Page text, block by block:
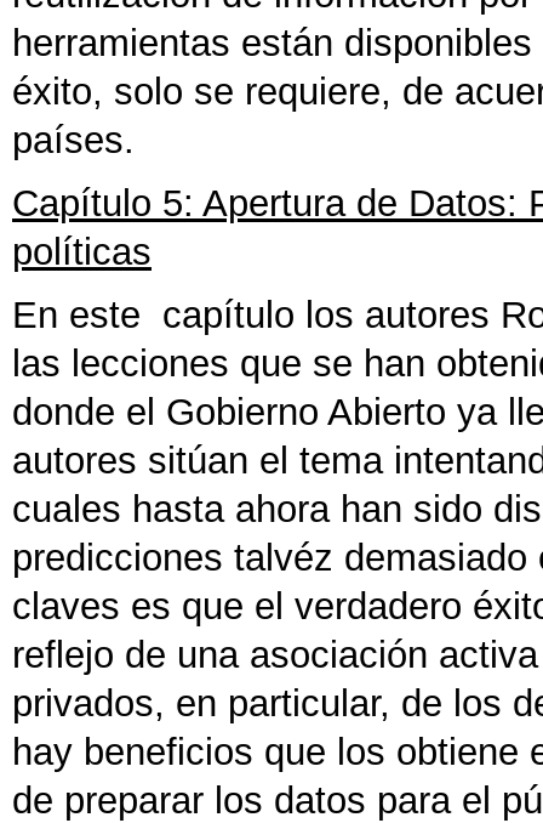
herramientas están
éxito, solo se requiere, de
países.
Capítulo 5: Apertura de Datos:
políticas
En este capítulo los autores
las lecciones que se han
donde el Gobierno Abierto ya
autores sitúan el tema
cuales hasta ahora han sido
predicciones talvéz
claves es que el verdadero
reflejo de una asociación
privados, en particular, de los
hay beneficios que los
de preparar los datos para el